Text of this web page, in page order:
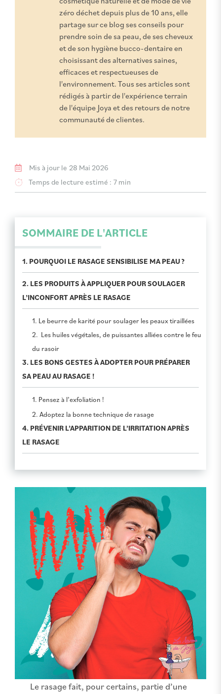
zéro déchet depuis plus de 10 ans, elle
partage sur ce blog ses conseils pour
prendre soin de sa peau, de ses cheveux
et de son hygiène bucco-dentaire en
choisissant des alternatives saines,
efficaces et respectueuses de
l'environnement. Tous ses articles sont
rédigés à partir de l'expérience terrain
de l'équipe Joya et des retours de notre
communauté de clientes.
Mis à jour le 28 Mai 2026
Temps de lecture estimé : 7 min
SOMMAIRE DE L'ARTICLE
1. POURQUOI LE RASAGE SENSIBILISE MA PEAU ?
2. LES PRODUITS À APPLIQUER POUR SOULAGER
L’INCONFORT APRÈS LE RASAGE
1. Le beurre de karité pour soulager les peaux tiraillées
2. Les huiles végétales, de puissantes alliées contre le feu
du rasoir
3. LES BONS GESTES À ADOPTER POUR PRÉPARER
SA PEAU AU RASAGE !
1. Pensez à l’exfoliation !
2. Adoptez la bonne technique de rasage
4. PRÉVENIR L’APPARITION DE L’IRRITATION APRÈS
LE RASAGE
Le rasage fait, pour certains, partie d’une